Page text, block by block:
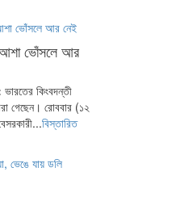
আশা ভোঁসলে আর
ভারতের কিংবদন্তী
গেছেন। রোববার (১২
বিস্তারিত